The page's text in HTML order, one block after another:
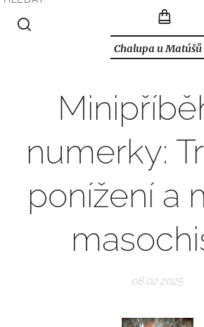
Chalupa u Matúšů
numerky:
ponížení a
08.02.2025